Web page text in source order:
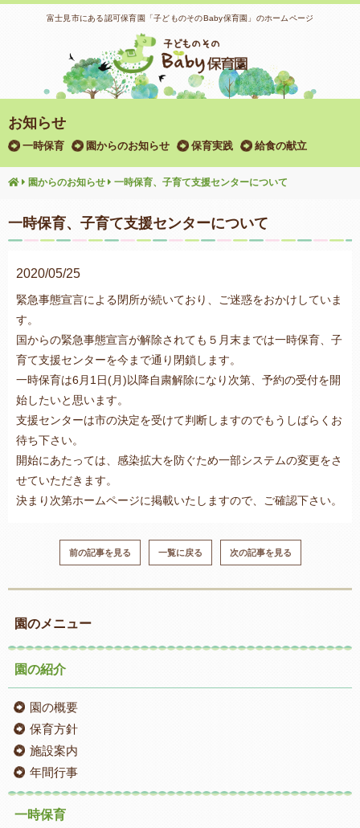
富士見市にある認可保育園「子どものそのBaby保育園」のホームページ
お知らせ
一時保育 園からのお知らせ 保育実践 給食の献立
園からのお知らせ 一時保育、子育て支援センターについて
一時保育、子育て支援センターについて
2020/05/25
緊急事態宣言による閉所が続いており、ご迷惑をおかけしていま
す。
国からの緊急事態宣言が解除されても５月末までは一時保育、子
育て支援センターを今まで通り閉鎖します。
一時保育は6月1日(月)以降自粛解除になり次第、予約の受付を開
始したいと思います。
支援センターは市の決定を受けて判断しますのでもうしばらくお
待ち下さい。
開始にあたっては、感染拡大を防ぐため一部システムの変更をさ
せていただきます。
決まり次第ホームページに掲載いたしますので、ご確認下さい。
前の記事を見る 一覧に戻る 次の記事を見る
園のメニュー
園の紹介
園の概要
保育方針
施設案内
年間行事
一時保育